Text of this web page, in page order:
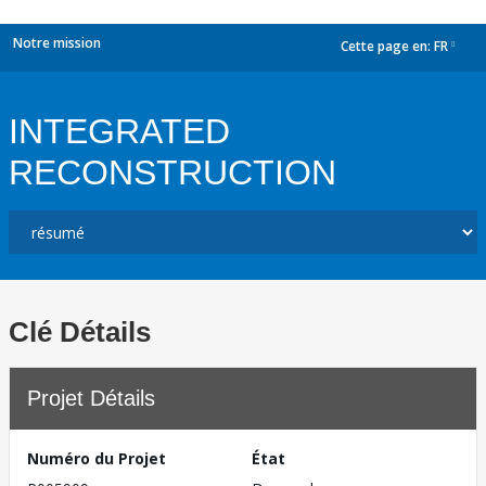
Notre mission Cette page en: FR
INTEGRATED
RECONSTRUCTION
Clé Détails
Projet Détails
Numéro du Projet
État